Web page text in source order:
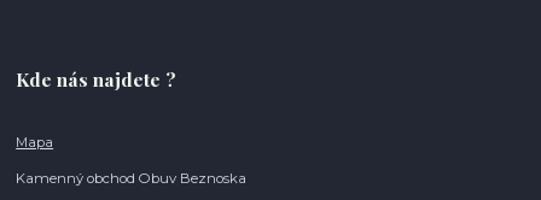
Kde nás najdete ?
Mapa
Kamenný obchod Obuv Beznoska